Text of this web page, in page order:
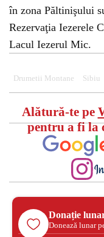
în zona Păltinişului
Rezervaţia Iezerele
Lacul Iezerul Mic.
Drumetii Montane Sibiu
Alătură-te pe
pentru a fi la
Donație
Donează lunar